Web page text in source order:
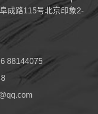
成路115号北京印象2-
88144075